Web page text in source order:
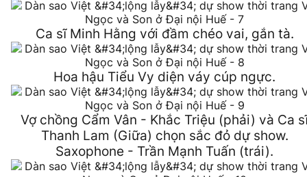
Ca sĩ Minh Hằng với đầm chéo vai, gắn tà.
Hoa hậu Tiểu Vy diện váy cúp ngực.
Vợ chồng Cẩm Vân - Khắc Triệu (phải) và Ca
Thanh Lam (Giữa) chọn sắc đỏ dự show.
Saxophone - Trần Mạnh Tuấn (trái).